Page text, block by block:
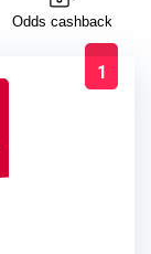
Odds cashback
1